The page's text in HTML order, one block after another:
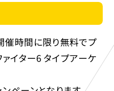
催時間に限り無料でプ
ァイター6 タイプアーケ